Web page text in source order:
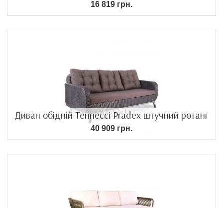
16 819 грн.
Диван обідній Теннессі Pradex штучний ротанг
40 909 грн.